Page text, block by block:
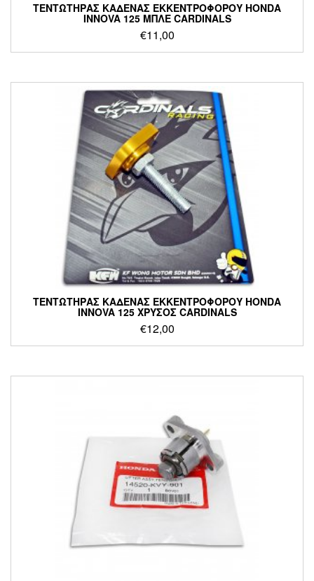
ΤΕΝΤΩΤΗΡΑΣ ΚΑΔΕΝΑΣ ΕΚΚΕΝΤΡΟΦΟΡΟΥ HONDA
INNOVA 125 ΜΠΛΕ CARDINALS
€11,00
ΤΕΝΤΩΤΗΡΑΣ ΚΑΔΕΝΑΣ ΕΚΚΕΝΤΡΟΦΟΡΟΥ HONDA
INNOVA 125 ΧΡΥΣΟΣ CARDINALS
€12,00